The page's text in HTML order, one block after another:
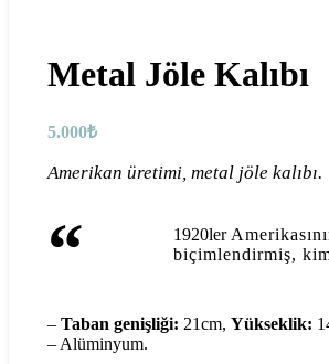
Metal Jöle Kalıbı
5.000₺
Amerikan üretimi, metal jöle kalıbı.
“ 1920ler
biçimlendirmiş,
– Taban genişliği: 21cm, Yükseklik:
– Alüminyum.